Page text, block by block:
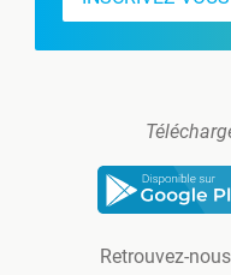
Retrouvez-